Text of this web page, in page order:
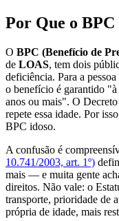
Por Que o BPC
O BPC (Benefício de
de LOAS, tem dois
deficiência. Para a pessoa
o benefício é garantido "à
anos ou mais". O
repete essa idade. Por
BPC idoso.
A confusão é
10.741/2003, art. 1º)
mais — e muita gente
direitos. Não vale: o
transporte, prioridade de
própria de idade, mais